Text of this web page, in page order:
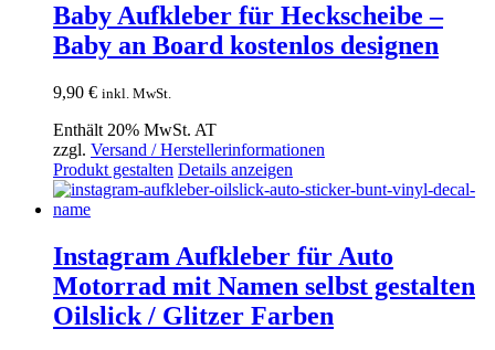
Baby Aufkleber für Heckscheibe –
Baby an Board kostenlos designen
9,90 € inkl. MwSt.
Enthält 20% MwSt. AT
zzgl. Versand / Herstellerinformationen
Produkt gestalten Details anzeigen
Instagram Aufkleber für Auto
Motorrad mit Namen selbst gestalten
Oilslick / Glitzer Farben